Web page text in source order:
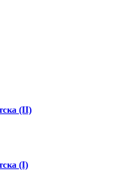
(II)
(I)